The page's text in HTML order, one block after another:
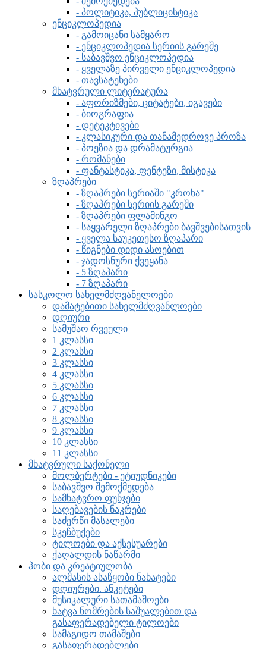
- პოლიტიკა, პუბლიცისტიკა
ენციკლოპედია
- გამოიცანი სამყარო
- ენციკლოპედია სერიის გარეშე
- საბავშვო ენციკლოპედია
- ყველაზე პირველი ენციკლოპედია
- თავსატეხები
მხატვრული ლიტერატურა
- აფორიზმები, ციტატები, იგავები
- ბიოგრაფია
- დეტეკტივები
- კლასიკური და თანამედროვე პროზა
- პოეზია და დრამატურგია
- რომანები
- ფანტასტიკა, ფენტეზი, მისტიკა
ზღაპრები
- ზღაპრები სერიაში "კროხა"
- ზღაპრები სერიის გარეში
- ზღაპრები ფლამინგო
- საყვარელი ზღაპრები ბავშვებისათვის
- ყველა საუკეთესო ზღაპარი
- წიგნები დიდი ასოებით
- ჯადოსნური ქვეყანა
- 5 ზღაპარი
- 7 ზღაპარი
სასკოლო სახელმძღვანელოები
დამატებითი სახელმძღვანლოები
დღიური
სამუშაო რვეული
1 კლასსი
2 კლასსი
3 კლასსი
4 კლასსი
5 კლასსი
6 კლასსი
7 კლასსი
8 კლასსი
9 კლასსი
10 კლასსი
11 კლასსი
მხატვრული საქონელი
მოლბერტები - ეტიუდნიკები
საბავშვო შემოქმედება
სამხატვრო ფუნჯები
საღებავების ნაკრები
საძერწი მასალები
სკეჩბუქები
ტილოები და აქსესუარები
ქაღალდის ნაწარმი
ჰობი და კრეატიულობა
ალმასის ასაწყობი ნახატები
დღიურები. ანკეტები
მუსიკალური სათამაშოები
ხატვა ნომრების საშუალებით და
გასაფერადებელი ტილოები
სამაგიდო თამაშები
გასაფერადებლები